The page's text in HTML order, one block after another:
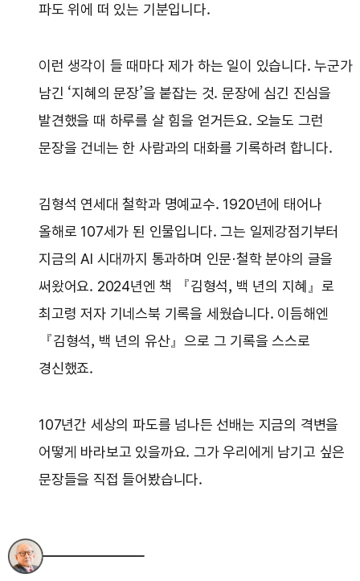
파도 위에 떠 있는 기분입니다.
이런 생각이 들 때마다 제가 하는 일이 있습니다. 누군가
남긴 ‘지혜의 문장’을 붙잡는 것. 문장에 심긴 진심을
발견했을 때 하루를 살 힘을 얻거든요. 오늘도 그런
문장을 건네는 한 사람과의 대화를 기록하려 합니다.
김형석 연세대 철학과 명예교수. 1920년에 태어나
올해로 107세가 된 인물입니다. 그는 일제강점기부터
지금의 AI 시대까지 통과하며 인문·철학 분야의 글을
써왔어요. 2024년엔 책 『김형석, 백 년의 지혜』로
최고령 저자 기네스북 기록을 세웠습니다. 이듬해엔
『김형석, 백 년의 유산』으로 그 기록을 스스로
경신했죠.
107년간 세상의 파도를 넘나든 선배는 지금의 격변을
어떻게 바라보고 있을까요. 그가 우리에게 남기고 싶은
문장들을 직접 들어봤습니다.